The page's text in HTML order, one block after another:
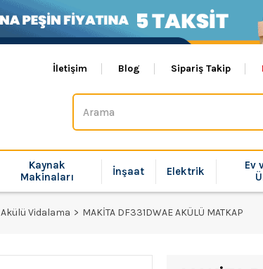
İletişim Blog Sipariş Takip
Kaynak
Makinaları
İnşaat Elektrik
Ev
Akülü Vidalama MAKİTA DF331DWAE AKÜLÜ MATKAP